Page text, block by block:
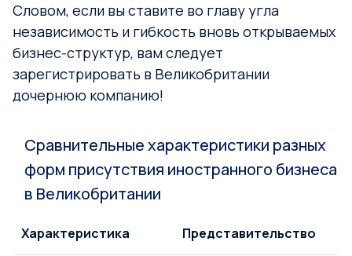
Словом, если вы ставите во главу угла
независимость и гибкость вновь открываемых
бизнес-структур, вам следует
зарегистрировать в Великобритании
дочернюю компанию!
Сравнительные характеристики разных
форм присутствия иностранного бизнеса
в Великобритании
Характеристика Представительство